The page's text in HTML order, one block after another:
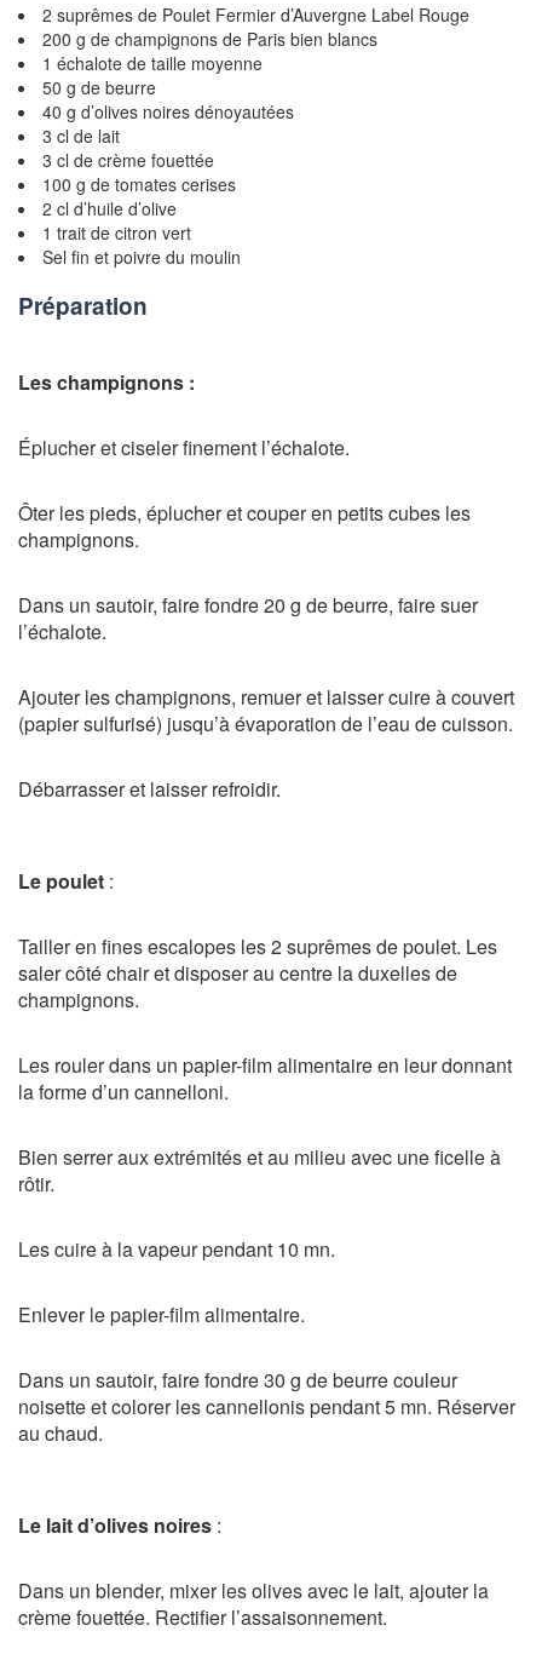
2 suprêmes de Poulet Fermier d’Auvergne Label Rouge
200 g de champignons de Paris bien blancs
1 échalote de taille moyenne
50 g de beurre
40 g d’olives noires dénoyautées
3 cl de lait
3 cl de crème fouettée
100 g de tomates cerises
2 cl d’huile d’olive
1 trait de citron vert
Sel fin et poivre du moulin
Préparation
Les champignons :
Éplucher et ciseler finement l’échalote.
Ôter les pieds, éplucher et couper en petits cubes les
champignons.
Dans un sautoir, faire fondre 20 g de beurre, faire suer
l’échalote.
Ajouter les champignons, remuer et laisser cuire à couvert
(papier sulfurisé) jusqu’à évaporation de l’eau de cuisson.
Débarrasser et laisser refroidir.
Le poulet :
Tailler en fines escalopes les 2 suprêmes de poulet. Les
saler côté chair et disposer au centre la duxelles de
champignons.
Les rouler dans un papier-film alimentaire en leur donnant
la forme d’un cannelloni.
Bien serrer aux extrémités et au milieu avec une ficelle à
rôtir.
Les cuire à la vapeur pendant 10 mn.
Enlever le papier-film alimentaire.
Dans un sautoir, faire fondre 30 g de beurre couleur
noisette et colorer les cannellonis pendant 5 mn. Réserver
au chaud.
Le lait d’olives noires :
Dans un blender, mixer les olives avec le lait, ajouter la
crème fouettée. Rectifier l’assaisonnement.